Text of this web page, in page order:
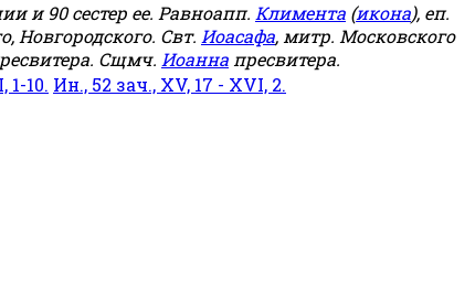
и 90 сестер ее. Равноапп. Климента (икона), еп.
Новгородского. Свт. Иоасафа, митр. Московского
Сщмч. Иоанна пресвитера.
1-10. Ин., 52 зач., XV, 17 - XVI, 2.